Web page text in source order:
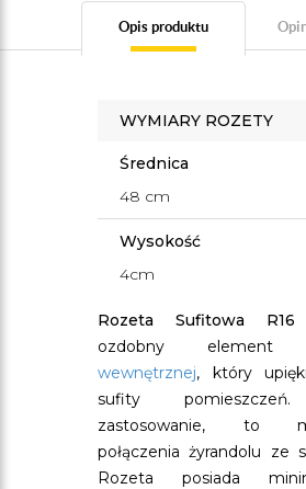
Opis produktu
WYMIARY ROZETY
Średnica
48 cm
Wysokość
4cm
Rozeta Sufitowa R16
ozdobny element
wewnętrznej, który
sufity pomieszczeń.
zastosowanie, to
połączenia żyrandolu ze
Rozeta posiada